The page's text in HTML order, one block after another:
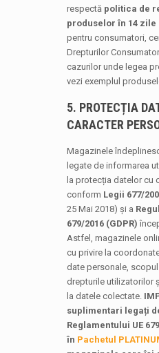
respectă politica de
produselor în 14 zile
pentru consumatori,
Drepturilor
cazurilor unde legea
vezi exemplul
5. PROTECȚIA
CARACTER
Magazinele
legate de informarea
la protecția datelor cu
conform Legii 677/
25 Mai 2018) și a
679/2016 (GDPR)
Astfel, magazinele
cu privire la
date personale,
drepturile utilizatorilor
la datele colectate.
suplimentari legați
Reglamentului UE
în Pachetul